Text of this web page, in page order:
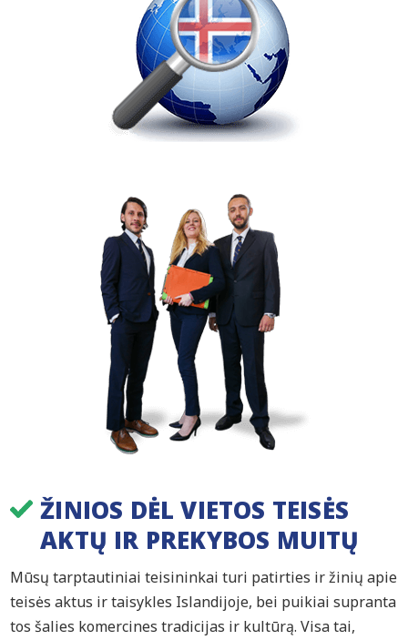
ŽINIOS DĖL VIETOS TEISĖS
AKTŲ IR PREKYBOS MUITŲ
Mūsų tarptautiniai teisininkai turi patirties ir žinių apie
teisės aktus ir taisykles Islandijoje, bei puikiai supranta
tos šalies komercines tradicijas ir kultūrą. Visa tai,